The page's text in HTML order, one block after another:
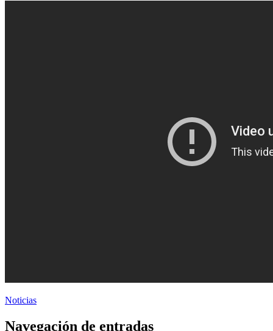
Noticias
Navegación de entradas